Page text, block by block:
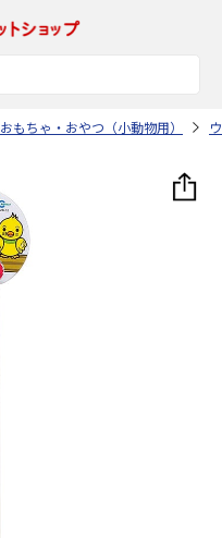
おもちゃ・おやつ（小動物用）